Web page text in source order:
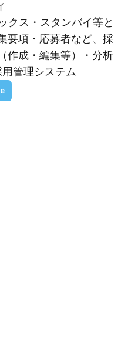
クス・スタンバイ等と
要項・応募者など、採
作成・編集等）・分析
管理システム